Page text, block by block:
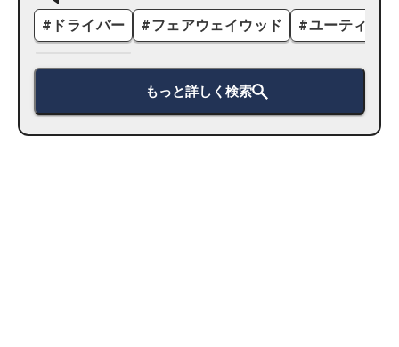
# ドライバー #フェアウェイウッド #ユーティリ
もっと詳しく検索